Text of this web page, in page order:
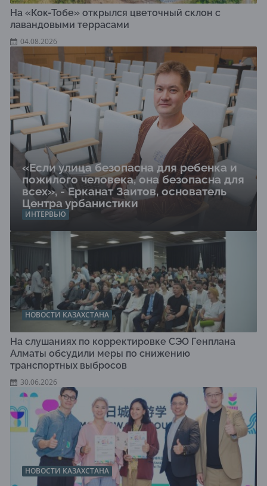
На «Кок-Тобе» открылся цветочный склон с
лавандовыми террасами
04.08.2026
«Если улица безопасна для ребенка и
пожилого человека, она безопасна для
всех», - Ерканат Заитов, основатель
Центра урбанистики
ИНТЕРВЬЮ
НОВОСТИ КАЗАХСТАНА
На слушаниях по корректировке СЭО Генплана
Алматы обсудили меры по снижению
транспортных выбросов
30.06.2026
НОВОСТИ КАЗАХСТАНА